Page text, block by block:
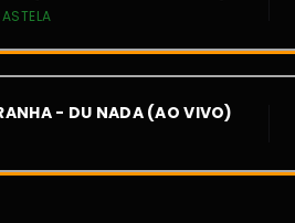
- DU NADA (AO VIVO)